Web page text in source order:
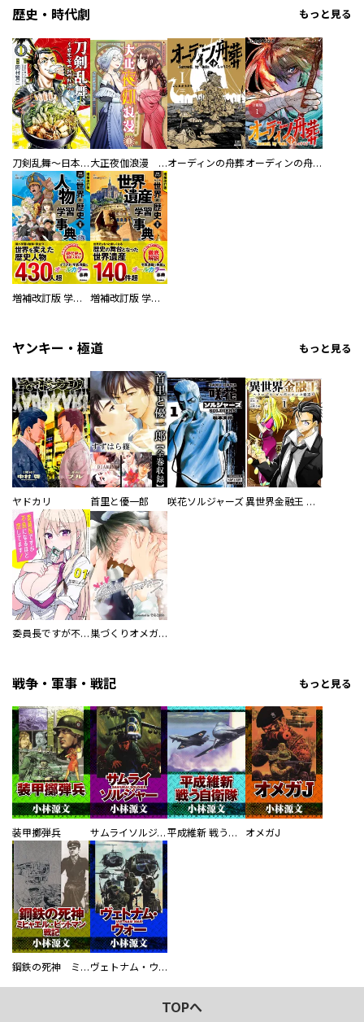
歴史・時代劇 もっと見る
刀剣乱舞～日本号つれづれ酒～ 大正夜伽浪漫 －金曜日の花嫁—オーディンの舟葬 オーディンの舟葬 分冊版
増補改訂版 学研まんが NEW世界の歴史 別巻 人物学習事典 増補改訂版 学研まんが NEW世界の歴史 別巻 世界遺産学習事典
ヤンキー・極道 もっと見る
ヤドカリ 首里と優一郎 咲花ソルジャーズ 異世界金融王 ～クローネ・ゴルディオンの覇道～
委員長ですが不良になるほど恋してます！ 巣づくりオメガバース
戦争・軍事・戦記 もっと見る
装甲擲弾兵 サムライソルジャー SAMURAI SOLDIER 平成維新 戦う自衛隊 オメガJ
鋼鉄の死神 ミヒャエル・ビットマン戦記 ヴェトナム・ウォー VIETNAM WAR
TOPへ